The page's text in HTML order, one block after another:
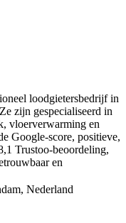
loodgietersbedrijf in
zijn gespecialiseerd in
vloerverwarming en
Google-score, positieve,
Trustoo‑beoordeling,
en
Nederland